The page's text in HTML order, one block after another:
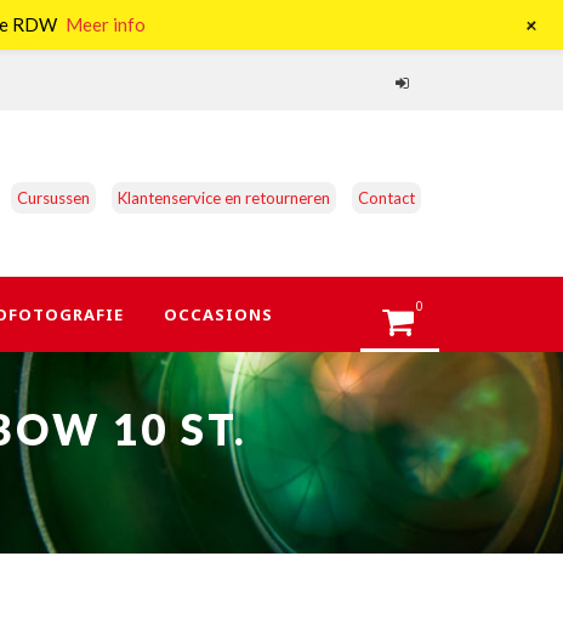
Cursussen Klantenservice en retourneren Contact
OCCASIONS 0
10 ST.
RDW Meer info +